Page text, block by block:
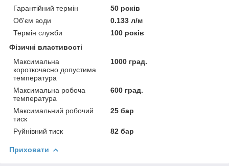
Гарантійний термін
50 років
Об'єм води
0.133 л/м
Термін служби
100 років
Фізичні властивості
Максимальна
короткочасно допустима
температура
1000 град.
Максимальна робоча
температура
600 град.
Максимальний робочий
тиск
25 бар
Руйнівний тиск 82 бар
Приховати